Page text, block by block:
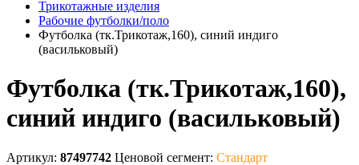
Трикотажные изделия
Рабочие футболки/поло
Футболка (тк.Трикотаж,160), синий индиго
(васильковый)
Футболка (тк.Трикотаж,160),
синий индиго (васильковый)
Артикул: 87497742 Ценовой сегмент: Стандарт